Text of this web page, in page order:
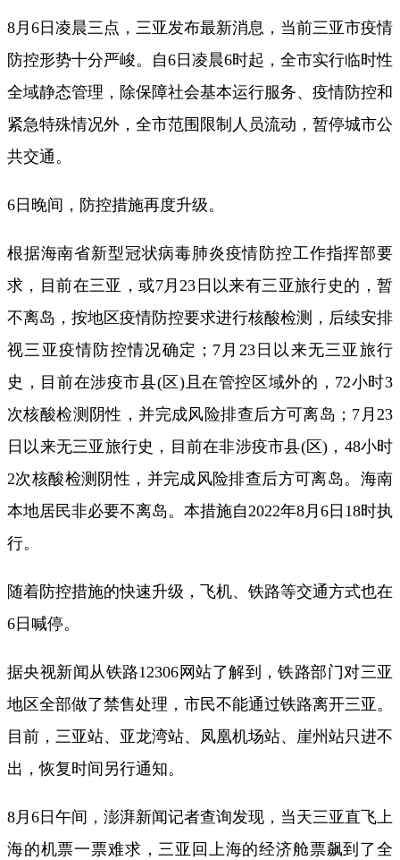
8月6日凌晨三点，三亚发布最新消息，当前三亚市疫情
防控形势十分严峻。自6日凌晨6时起，全市实行临时性
全域静态管理，除保障社会基本运行服务、疫情防控和
紧急特殊情况外，全市范围限制人员流动，暂停城市公
共交通。
6日晚间，防控措施再度升级。
根据海南省新型冠状病毒肺炎疫情防控工作指挥部要
求，目前在三亚，或7月23日以来有三亚旅行史的，暂
不离岛，按地区疫情防控要求进行核酸检测，后续安排
视三亚疫情防控情况确定；7月23日以来无三亚旅行
史，目前在涉疫市县(区)且在管控区域外的，72小时3
次核酸检测阴性，并完成风险排查后方可离岛；7月23
日以来无三亚旅行史，目前在非涉疫市县(区)，48小时
2次核酸检测阴性，并完成风险排查后方可离岛。海南
本地居民非必要不离岛。本措施自2022年8月6日18时执
行。
随着防控措施的快速升级，飞机、铁路等交通方式也在
6日喊停。
据央视新闻从铁路12306网站了解到，铁路部门对三亚
地区全部做了禁售处理，市民不能通过铁路离开三亚。
目前，三亚站、亚龙湾站、凤凰机场站、崖州站只进不
出，恢复时间另行通知。
8月6日午间，澎湃新闻记者查询发现，当天三亚直飞上
海的机票一票难求，三亚回上海的经济舱票飙到了全